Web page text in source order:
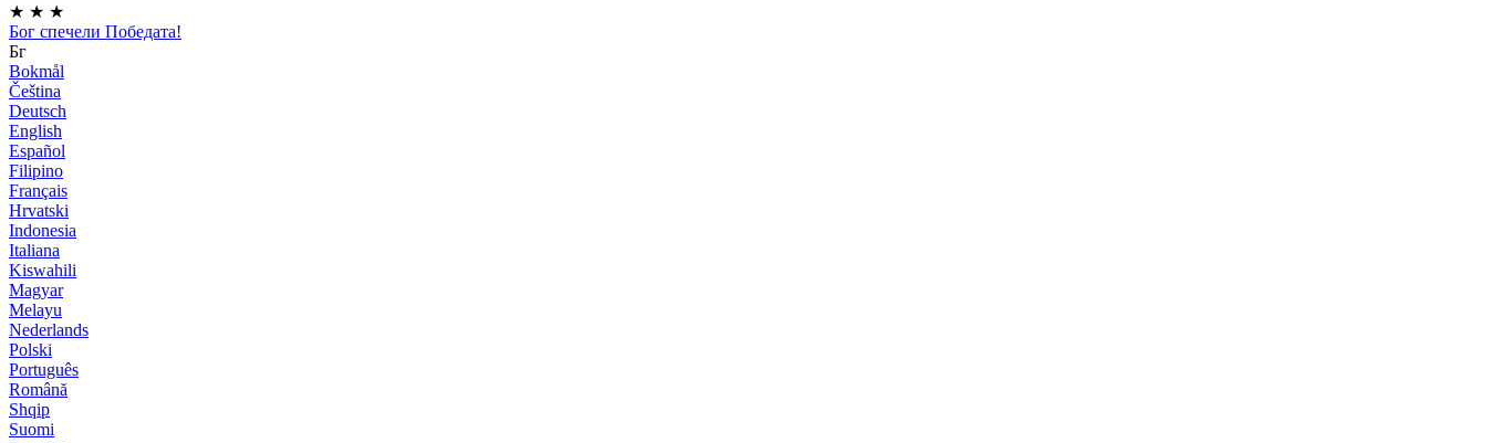
★ ★ ★
Бог спечели Победата!
Бг
Bokmål
Čeština
Deutsch
English
Español
Filipino
Français
Hrvatski
Indonesia
Italiana
Kiswahili
Magyar
Melayu
Nederlands
Polski
Português
Română
Shqip
Suomi